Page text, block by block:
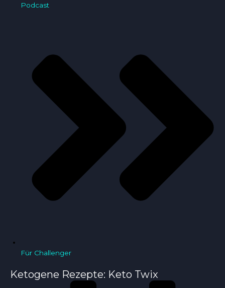
Podcast
Für Challenger
Ketogene Rezepte: Keto Twix